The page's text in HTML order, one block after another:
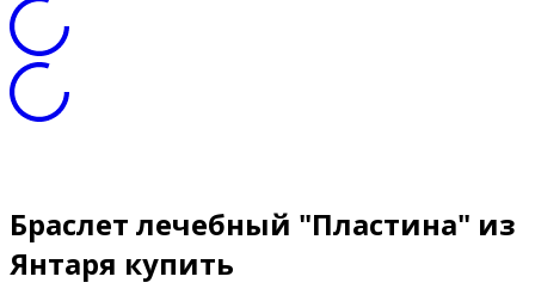
Браслет лечебный "Пластина" из
Янтаря купить